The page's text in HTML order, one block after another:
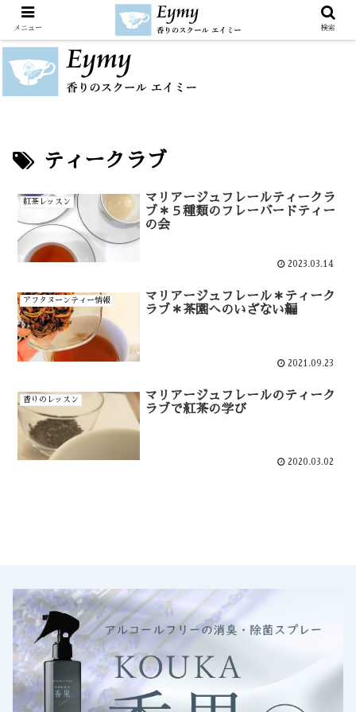
ティークラブ
紅茶レッスン
マリアージュフレールティークラ
ブ＊５種類のフレーバードティー
の会
2023.03.14
アフタヌーンティー情報
マリアージュフレール＊ティーク
ラブ＊茶園へのいざない編
2021.09.23
香りのレッスン
マリアージュフレールのティーク
ラブで紅茶の学び
2020.03.02
メニュー 検索